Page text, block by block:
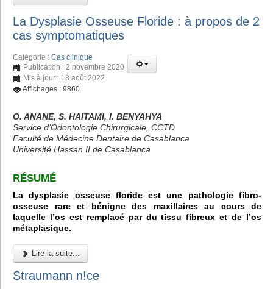
La Dysplasie Osseuse Floride : à propos de 2
cas symptomatiques
Catégorie : Cas clinique
Publication : 2 novembre 2020
Mis à jour : 18 août 2022
Affichages : 9860
O. ANANE, S. HAITAMI, I. BENYAHYA
Service d’Odontologie Chirurgicale, CCTD
Faculté de Médecine Dentaire de Casablanca
Université Hassan II de Casablanca
RÉSUMÉ
La dysplasie osseuse floride est une pathologie fibro-
osseuse rare et bénigne des maxillaires au cours de
laquelle l’os est remplacé par du tissu fibreux et de l’os
métaplasique.
Lire la suite...
Straumann n!ce